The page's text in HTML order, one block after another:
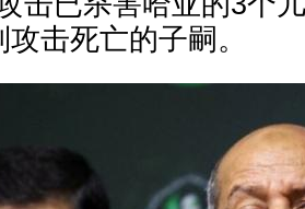
击死亡的子嗣。